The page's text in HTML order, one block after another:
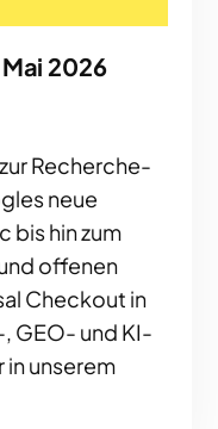
2026
Recherche-
neue
bis hin zum
offenen
Checkout in
GEO- und KI-
in unserem